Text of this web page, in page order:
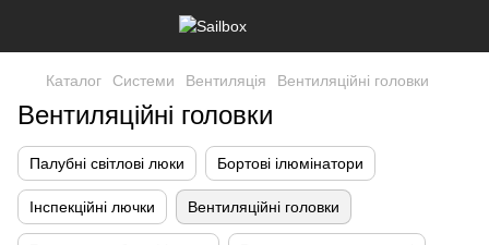
Каталог Системи Вентиляція Вентиляційні головки
Вентиляційні головки
Палубні світлові люки Бортові ілюмінатори
Інспекційні лючки Вентиляційні головки